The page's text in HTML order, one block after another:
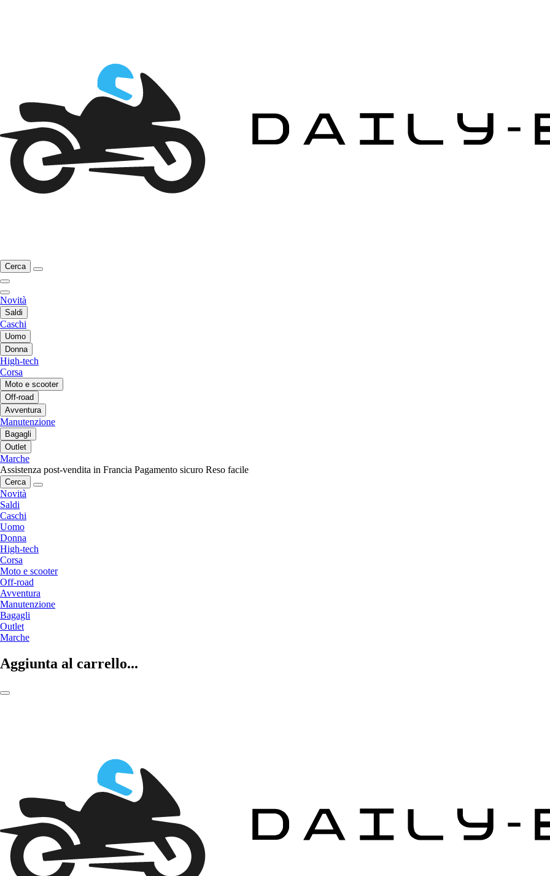
Cerca
Novità
Saldi
Caschi
Uomo
Donna
High-tech
Corsa
Moto e scooter
Off-road
Avventura
Manutenzione
Bagagli
Outlet
Marche
Assistenza post-vendita in Francia Pagamento sicuro Reso facile
Cerca
Novità
Saldi
Caschi
Uomo
Donna
High-tech
Corsa
Moto e scooter
Off-road
Avventura
Manutenzione
Bagagli
Outlet
Marche
Aggiunta al carrello...